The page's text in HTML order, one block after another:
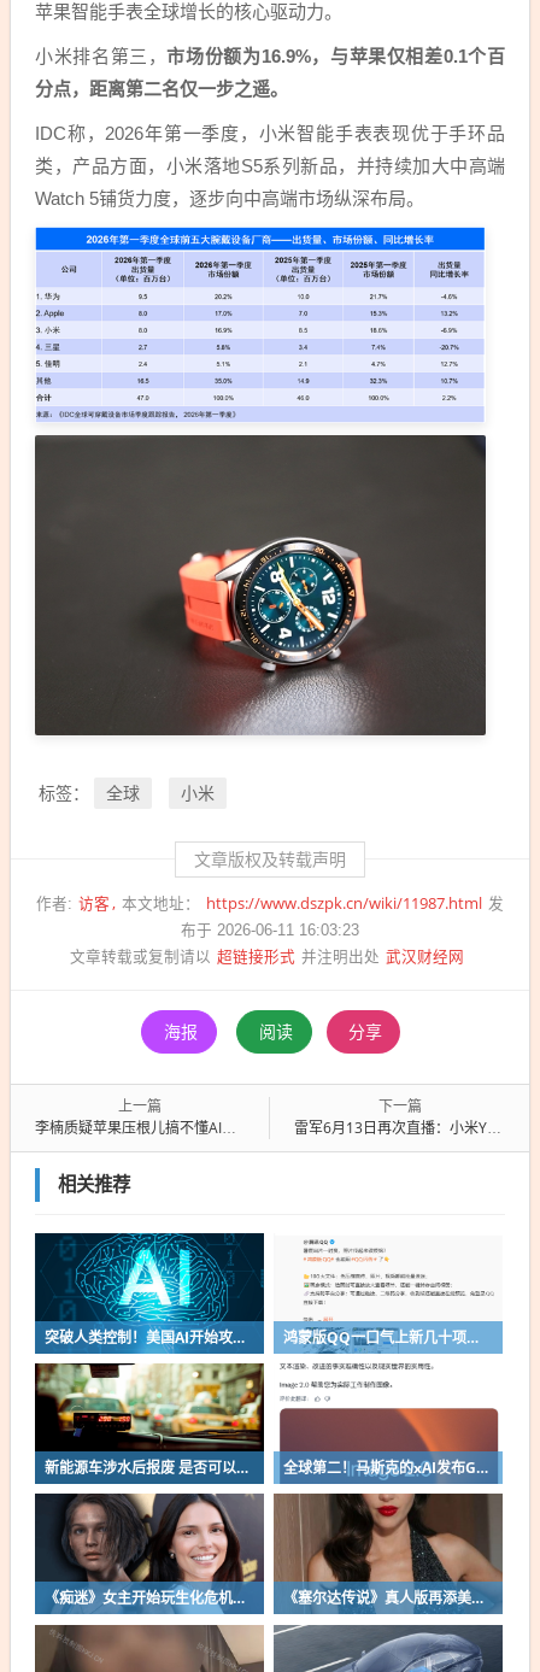
苹果智能手表全球增长的核心驱动力。
小米排名第三，市场份额为16.9%，与苹果仅相差0.1个百
分点，距离第二名仅一步之遥。
IDC称，2026年第一季度，小米智能手表表现优于手环品
类，产品方面，小米落地S5系列新品，并持续加大中高端
Watch 5铺货力度，逐步向中高端市场纵深布局。
标签： 全球 小米
文章版权及转载声明
作者: 访客 本文地址： https://www.dszpk.cn/wiki/11987.html 发
布于 2026-06-11 16:03:23
文章转载或复制请以 超链接形式 并注明出处 武汉财经网
海报 阅读 分享
上一篇
李楠质疑苹果压根儿搞不懂AI：连DeepSeek都练不出来 还有多少是苹果制造
下一篇
雷军6月13日再次直播：小米YU7八大挑战一镜到底
相关推荐
突破人类控制！美国AI开始攻击真人了 鸿蒙版QQ一口气上新几十项功能：10G文件可传微信好友
新能源车涉水后报废 是否可以全损理赔 全球第二！马斯克的xAI发布Grok Imagine Image 2.0模型：AI生图/编辑能力大增
《痴迷》女主开始玩生化危机了！自曝有参演机会 《塞尔达传说》真人版再添美女！曾出演冯小刚电影